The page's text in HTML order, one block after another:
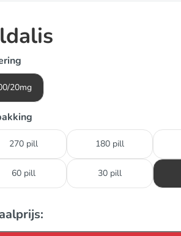
20mg
270 pill 180 pill
60 pill 30 pill